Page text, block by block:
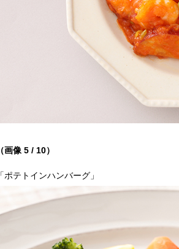
（画像 5 / 10）
「ポテトインハンバーグ」